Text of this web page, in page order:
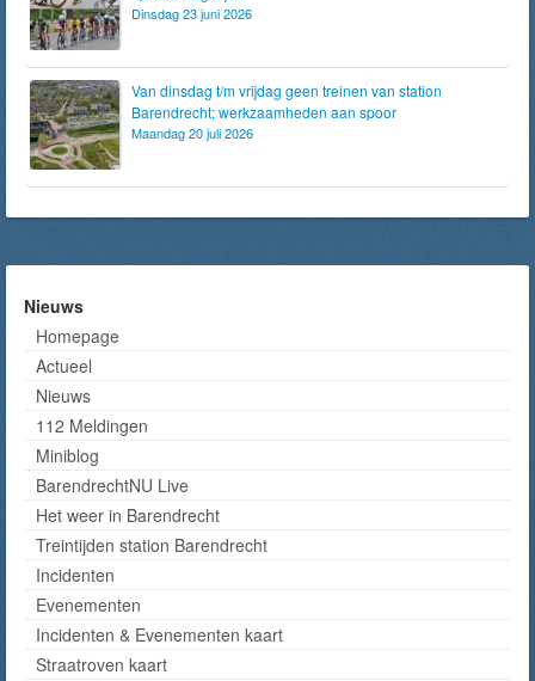
Dinsdag 23 juni 2026
Van dinsdag t/m vrijdag geen treinen van station
Barendrecht; werkzaamheden aan spoor
Maandag 20 juli 2026
Nieuws
Homepage
Actueel
Nieuws
112 Meldingen
Miniblog
BarendrechtNU Live
Het weer in Barendrecht
Treintijden station Barendrecht
Incidenten
Evenementen
Incidenten & Evenementen kaart
Straatroven kaart